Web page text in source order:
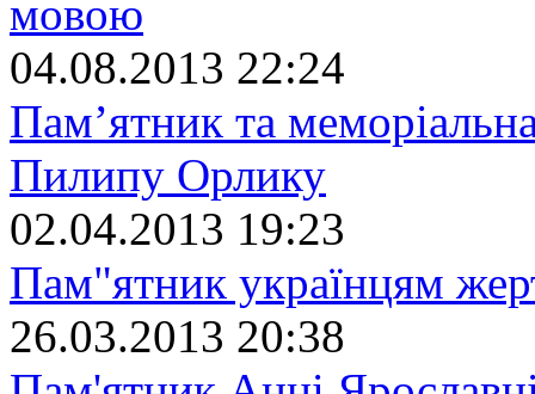
мовою
04.08.2013 22:24
Пам’ятник та
Пилипу Орлику
02.04.2013 19:23
Пам"ятник українцям
26.03.2013 20:38